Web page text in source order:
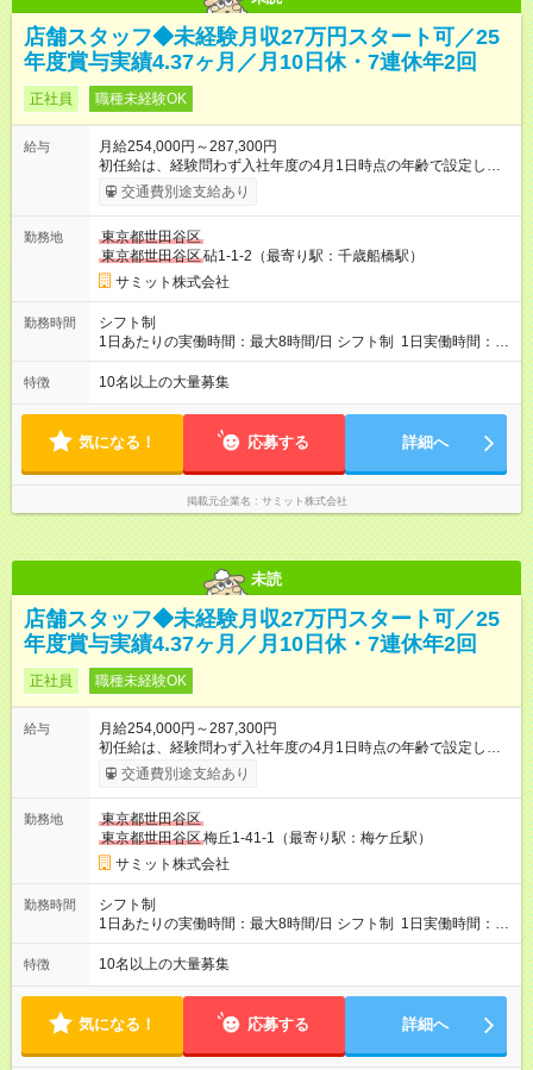
店舗スタッフ◆未経験月収27万円スタート可／25
年度賞与実績4.37ヶ月／月10日休・7連休年2回
正社員 職種未経験OK
給与
月給254,000円～287,300円
初任給は、経験問わず入社年度の4月1日時点の年齢で設定しま
す。 ■27歳以上：月給28万7300円 ■26歳 ：月給28万3300
円 ■25歳 ：月給27万9300円 ■24歳 ：月給27万5300円
歳 ：月給26万円 ■20歳 ：月給25万4000円 ■キャリアパ
スについて■ 配属後は経験を積み、サブチーフ・チーフ（部門運
営責任者）を目指します。 チーフは接客や作業のほか、販売計
画や売場作り、社員教育も担当。副店長・店長へ昇進すれば給
与も大幅アップします。 また年1回キャリア希望を出せ、商品
部・営業企画部・総務部・経理部など本部スタッフへの挑戦も
発・経理部への異動例もあり、自身の可能性を広げられる環境
です！ 【試用期間】試用期間あり 試用期間の長さ：3ヶ月 雇用
形態、給与は本採用時と同じです。
交通費別途支給あり
勤務地
東京都世田谷区
東京都世田谷区砧1-1-2（最寄り駅：千歳船橋駅）
サミット株式会社
勤務時間
シフト制
1日あたりの実働時間：最大8時間/日 シフト制 1日実働時間：最
大8時間(休憩1時間) 月10日休 【シフト例】 8:00～17:00 10:00
～19:00 12:00～21:00 ほか 深夜営業店舗(22時～25時閉店)に
めの深夜勤務はありません。 月平均残業時間20～30h程度
特徴 10名以上の大量募集
気になる！ 応募する 詳細へ
掲載元企業名 サミット株式会社
未読
店舗スタッフ◆未経験月収27万円スタート可／25
年度賞与実績4.37ヶ月／月10日休・7連休年2回
正社員 職種未経験OK
給与
月給254,000円～287,300円
初任給は、経験問わず入社年度の4月1日時点の年齢で設定しま
す。 ■27歳以上：月給28万7300円 ■26歳 ：月給28万3300
円 ■25歳 ：月給27万9300円 ■24歳 ：月給27万5300円
歳 ：月給26万円 ■20歳 ：月給25万4000円 ■キャリアパ
スについて■ 配属後は経験を積み、サブチーフ・チーフ（部門運
営責任者）を目指します。 チーフは接客や作業のほか、販売計
画や売場作り、社員教育も担当。副店長・店長へ昇進すれば給
与も大幅アップします。 また年1回キャリア希望を出せ、商品
部・営業企画部・総務部・経理部など本部スタッフへの挑戦も
発・経理部への異動例もあり、自身の可能性を広げられる環境
です！ 【試用期間】試用期間あり 試用期間の長さ：3ヶ月 雇用
形態、給与は本採用時と同じです。
交通費別途支給あり
勤務地
東京都世田谷区
東京都世田谷区梅丘1-41-1（最寄り駅：梅ケ丘駅）
サミット株式会社
勤務時間
シフト制
1日あたりの実働時間：最大8時間/日 シフト制 1日実働時間：最
大8時間(休憩1時間) 月10日休 【シフト例】 8:00～17:00 10:00
～19:00 12:00～21:00 ほか 深夜営業店舗(22時～25時閉店)に
めの深夜勤務はありません。 月平均残業時間20～30h程度
特徴 10名以上の大量募集
気になる！ 応募する 詳細へ